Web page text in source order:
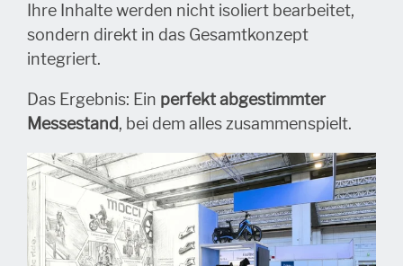
Ihre Inhalte werden nicht isoliert bearbeitet,
sondern direkt in das Gesamtkonzept
integriert.
Das Ergebnis: Ein perfekt abgestimmter
Messestand, bei dem alles zusammenspielt.